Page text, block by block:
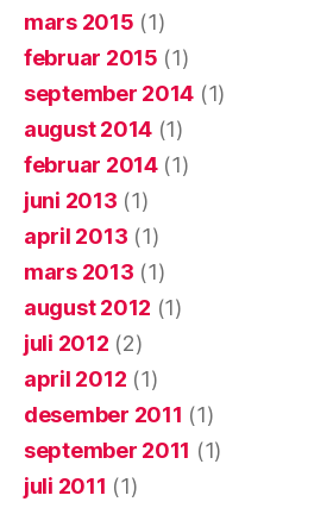
mars 2015 (1)
februar 2015 (1)
september 2014 (1)
august 2014 (1)
februar 2014(1)
juni 2013 (1)
april 2013 (1)
mars 2013 (1)
august 2012 (1)
juli 2012 (2)
april 2012 (1)
desember 2011 (1)
september 2011 (1)
juli 2011 (1)